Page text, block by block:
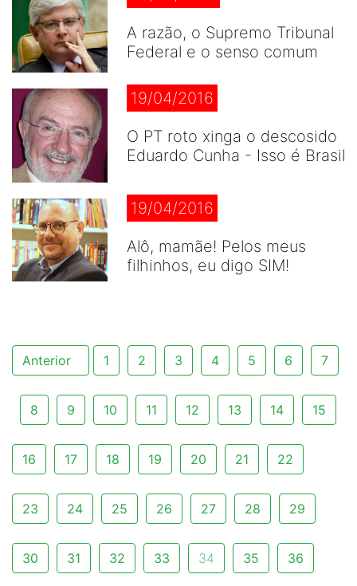
A razão, o Supremo Tribunal
Federal e o senso comum
19/04/2016
O PT roto xinga o descosido
Eduardo Cunha - Isso é Brasil
19/04/2016
Alô, mamãe! Pelos meus
filhinhos, eu digo SIM!
Anterior 1 2 3 4 5 6 7
8 9 10 11 12 13 14 15
16 17 18 19 20 21 22
23 24 25 26 27 28 29
30 31 32 33 34 35 36